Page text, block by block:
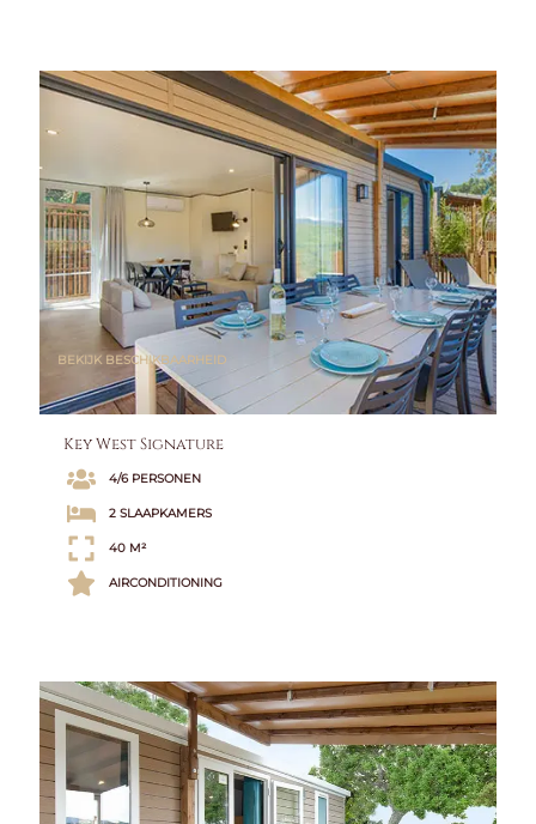
BEKIJK BESCHIKBAARHEID
Key West Signature
4/6 PERSONEN
2 SLAAPKAMERS
40 M²
AIRCONDITIONING